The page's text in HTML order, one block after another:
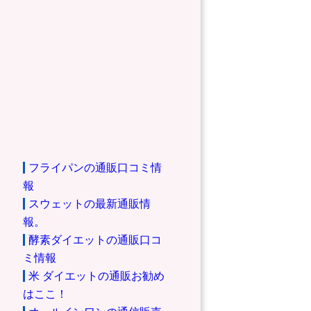
フライパンの通販口コミ情
報
スウェットの最新通販情
報。
酵素ダイエットの通販口コ
ミ情報
米 ダイエットの通販お勧め
はここ！